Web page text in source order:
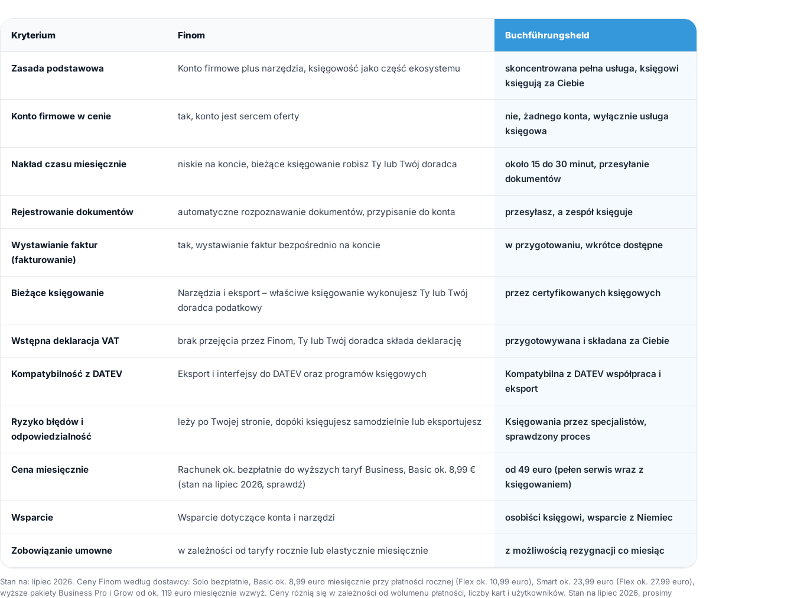
Kryterium Finom Buchführungsheld
Zasada podstawowa Konto firmowe plus narzędzia, księgowość jako część ekosystemu
skoncentrowana pełna usługa, księgowi
księgują za Ciebie
Konto firmowe w cenie tak, konto jest sercem oferty
nie, żadnego konta, wyłącznie usługa
księgowa
Nakład czasu miesięcznie niskie na koncie, bieżące księgowanie robisz Ty lub Twój doradca
około 15 do 30 minut, przesyłanie
dokumentów
Rejestrowanie dokumentów automatyczne rozpoznawanie dokumentów, przypisanie do konta przesyłasz, a zespół księguje
Wystawianie faktur
(fakturowanie)
tak, wystawianie faktur bezpośrednio na koncie w przygotowaniu, wkrótce dostępne
Bieżące księgowanie
Narzędzia i eksport – właściwe księgowanie wykonujesz Ty lub Twój
doradca podatkowy
przez certyfikowanych księgowych
Wstępna deklaracja VAT brak przejęcia przez Finom, Ty lub Twój doradca składa deklarację przygotowywana i składana za Ciebie
Kompatybilność z DATEV Eksport i interfejsy do DATEV oraz programów księgowych
Kompatybilna z DATEV współpraca i
eksport
Ryzyko błędów i
odpowiedzialność
leży po Twojej stronie, dopóki księgujesz samodzielnie lub eksportujesz
Księgowania przez specjalistów,
sprawdzony proces
Cena miesięcznie
Rachunek ok. bezpłatnie do wyższych taryf Business, Basic ok. 8,99 €
(stan na lipiec 2026, sprawdź)
od 49 euro (pełen serwis wraz z
księgowaniem)
Wsparcie Wsparcie dotyczące konta i narzędzi osobiści księgowi, wsparcie z Niemiec
Zobowiązanie umowne w zależności od taryfy rocznie lub elastycznie miesięcznie z możliwością rezygnacji co miesiąc
Stan na: lipiec 2026. Ceny Finom według dostawcy: Solo bezpłatnie, Basic ok. 8,99 euro miesięcznie przy płatności rocznej (Flex ok. 10,99 euro), Smart ok. 23,99 euro (Flex ok. 27,99 euro),
wyższe pakiety Business Pro i Grow od ok. 119 euro miesięcznie wzwyż. Ceny różnią się w zależności od wolumenu płatności, liczby kart i użytkowników. Stan na lipiec 2026, prosimy